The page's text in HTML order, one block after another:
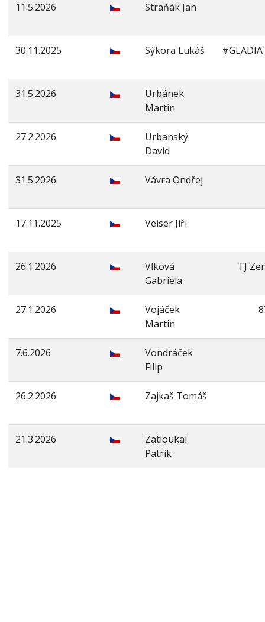
11.5.2026 Straňák Jan
30.11.2025 Sýkora Lukáš
31.5.2026
Urbánek
Martin
27.2.2026
Urbanský
David
31.5.2026 Vávra Ondřej
17.11.2025 Veiser Jiří
26.1.2026
Vlková
Gabriela
TJ
27.1.2026
Vojáček
Martin
7.6.2026
Vondráček
Filip
26.2.2026 Zajkaš Tomáš
21.3.2026
Zatloukal
Patrik